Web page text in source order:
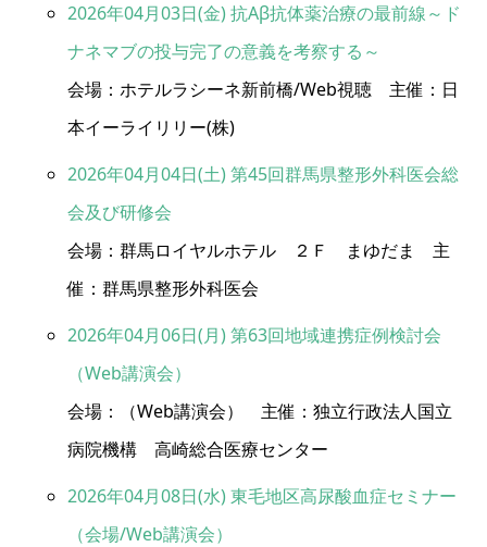
2026年04月03日(金) 抗Aβ抗体薬治療の最前線～ド
ナネマブの投与完了の意義を考察する～
会場：ホテルラシーネ新前橋/Web視聴 主催：日
本イーライリリー(株)
2026年04月04日(土) 第45回群馬県整形外科医会総
会及び研修会
会場：群馬ロイヤルホテル ２Ｆ まゆだま 主
催：群馬県整形外科医会
2026年04月06日(月) 第63回地域連携症例検討会
（Web講演会）
会場：（Web講演会） 主催：独立行政法人国立
病院機構 高崎総合医療センター
2026年04月08日(水) 東毛地区高尿酸血症セミナー
（会場/Web講演会）